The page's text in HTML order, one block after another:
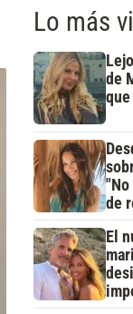
Lo más
de
que
de
El